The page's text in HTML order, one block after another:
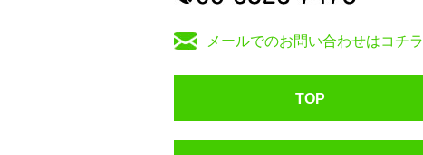
メールでのお問い合わせはコチラ
TOP